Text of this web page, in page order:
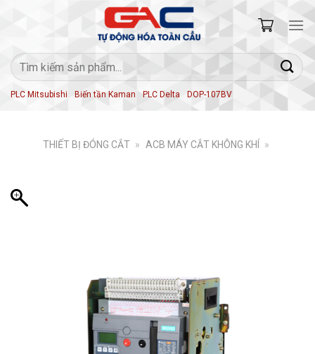
Tìm
kiếm:
PLC Mitsubishi Biến tần Kaman PLC Delta DOP-107BV
THIẾT BỊ ĐÓNG CẮT » ACB MÁY CẮT KHÔNG KHÍ »